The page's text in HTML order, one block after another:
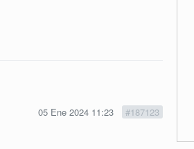
05 Ene 2024 11:23 #187123